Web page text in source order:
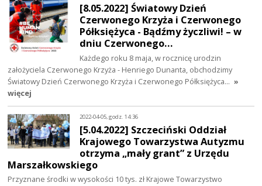
[8.05.2022] Światowy Dzień
Czerwonego Krzyża i Czerwonego
Półksiężyca - Bądźmy życzliwi! – w
dniu Czerwonego…
Każdego roku 8 maja, w rocznicę urodzin
założyciela Czerwonego Krzyża - Henriego Dunanta, obchodzimy
Światowy Dzień Czerwonego Krzyża i Czerwonego Półksiężyca… »
więcej
2022-04-05, godz. 14:36
[5.04.2022] Szczeciński Oddział
Krajowego Towarzystwa Autyzmu
otrzyma „mały grant” z Urzędu
Marszałkowskiego
Przyznane środki w wysokości 10 tys. zł Krajowe Towarzystwo